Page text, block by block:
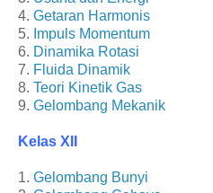
4. Getaran Harmonis
5. Impuls Momentum
6. Dinamika Rotasi
7. Fluida Dinamik
8. Teori Kinetik Gas
9. Gelombang Mekanik
Kelas XII
1. Gelombang Bunyi